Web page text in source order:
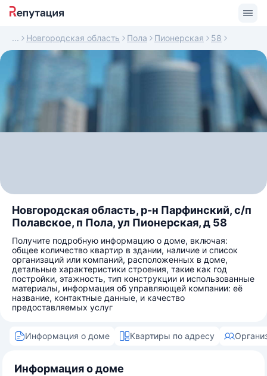
Новгородская область Пола Пионерская 58
Новгородская область, р-н Парфинский, с/п
Полавское, п Пола, ул Пионерская, д 58
Получите подробную информацию о доме, включая:
общее количество квартир в здании, наличие и список
организаций или компаний, расположенных в доме,
детальные характеристики строения, такие как год
постройки, этажность, тип конструкции и использованные
материалы, информация об управляющей компании: её
название, контактные данные, и качество
предоставляемых услуг
Информация о доме Квартиры по адресу
Информация о доме